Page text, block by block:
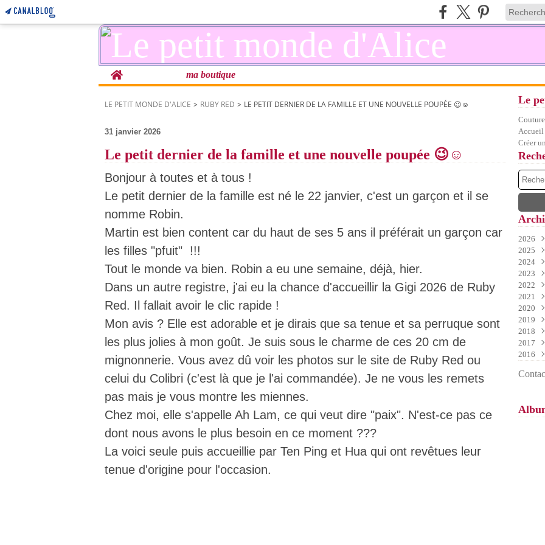
Home ma boutique
LE PETIT MONDE D'ALICE > RUBY RED > LE PETIT DERNIER DE LA FAMILLE ET UNE NOUVELLE POUPÉE 😉☺️
31 janvier 2026
Le petit dernier de la famille et une nouvelle poupée 😉☺️
Bonjour à toutes et à tous !
Le petit dernier de la famille est né le 22 janvier, c'est un garçon et il se
nomme Robin.
Martin est bien content car du haut de ses 5 ans il préférait un garçon car
les filles "pfuit" !!!
Tout le monde va bien. Robin a eu une semaine, déjà, hier.
Dans un autre registre, j'ai eu la chance d'accueillir la Gigi 2026 de Ruby
Red. Il fallait avoir le clic rapide !
Mon avis ? Elle est adorable et je dirais que sa tenue et sa perruque sont
les plus jolies à mon goût. Je suis sous le charme de ces 20 cm de
mignonnerie. Vous avez dû voir les photos sur le site de Ruby Red ou
celui du Colibri (c'est là que je l'ai commandée). Je ne vous les remets
pas mais je vous montre les miennes.
Chez moi, elle s'appelle Ah Lam, ce qui veut dire "paix". N'est-ce pas ce
dont nous avons le plus besoin en ce moment ???
La voici seule puis accueillie par Ten Ping et Hua qui ont revêtues leur
tenue d'origine pour l'occasion.
Le
Accueil
Créer
2026
Juin
Mai
Avril
Mars
2025
Août
Juin
Mai
Avril
2024
Août
Juin
Mai
2023
Août
Juin
2022
Août
Mai
2021
Août
Juin
2020
2019
Mai
2018
Juin
2017
2016